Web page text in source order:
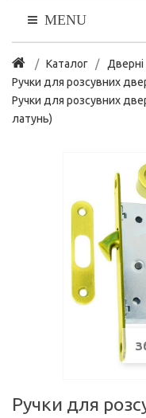
MENU
Каталог
Дверні
Ручки для розсувних
Ручки для розсувних
латунь)
Ручки для